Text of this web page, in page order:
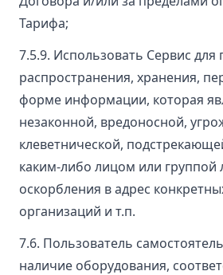
Тарифа;
7.5.9. Использовать Сервис для
распространения, хранения,
форме информации, которая
незаконной, вредоносной,
клеветнической,
каким-либо лицом или группой
оскорбления в адрес
организаций и т.п.
7.6. Пользователь
наличие оборудования,